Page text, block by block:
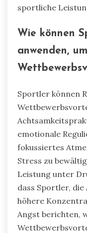
sportliche
Wie können
anwenden,
Sportler können
emotionale
fokussiertes
Stress zu
Leistung unter
dass Sportler,
höhere
Angst berichten,